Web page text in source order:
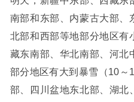
南部和东部、内蒙古大部、
北部和西部等地部分地区有
藏东南部、华北南部、河北
部分地区有大到暴雪（10～
部、四川盆地东北部、湖北